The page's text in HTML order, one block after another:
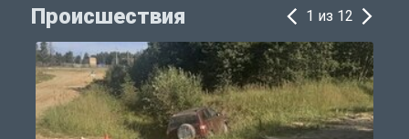
Происшествия 1 из 12